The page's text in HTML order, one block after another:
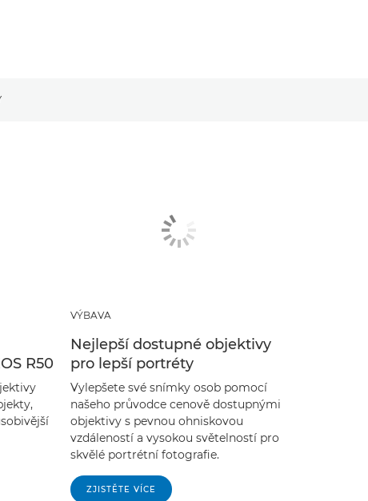
R50
VÝBAVA
Nejlepší dostupné objektivy
pro lepší portréty
Vylepšete své snímky osob pomocí
našeho průvodce cenově dostupnými
objektivy s pevnou ohniskovou
vzdáleností a vysokou světelností pro
skvělé portrétní fotografie.
ZJISTĚTE VÍCE